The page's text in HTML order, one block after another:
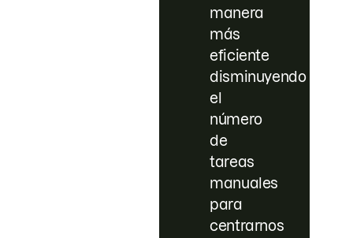
manera
más
eficiente
disminuyendo
el
número
de
tareas
manuales
para
centrarnos